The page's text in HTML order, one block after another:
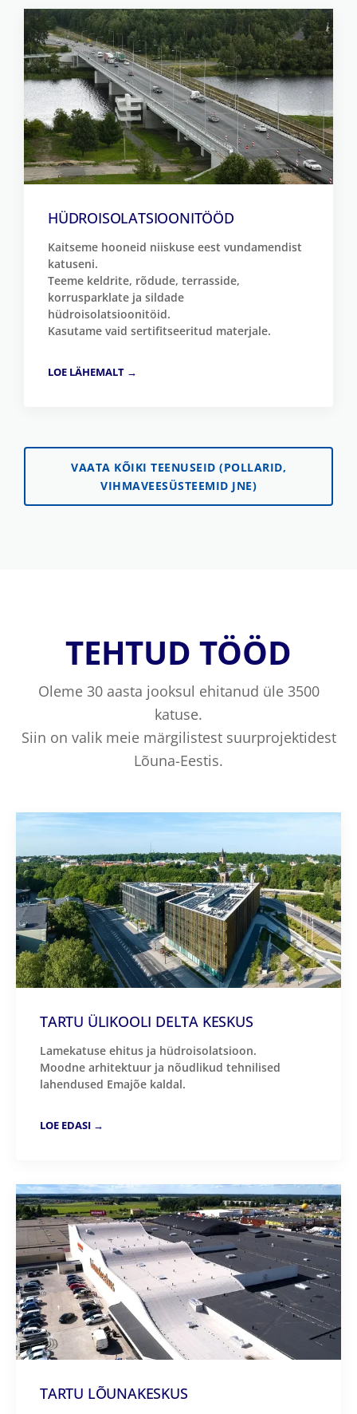
HÜDROISOLATSIOONITÖÖD
Kaitseme hooneid niiskuse eest vundamendist
katuseni.
Teeme keldrite, rõdude, terrasside,
korrusparklate ja sildade
hüdroisolatsioonitöid.
Kasutame vaid sertifitseeritud materjale.
LOE LÄHEMALT →
VAATA KÕIKI TEENUSEID (POLLARID,
VIHMAVEESÜSTEEMID JNE)
TEHTUD TÖÖD
Oleme 30 aasta jooksul ehitanud üle 3500
katuse.
Siin on valik meie märgilistest suurprojektidest
Lõuna-Eestis.
TARTU ÜLIKOOLI DELTA KESKUS
Lamekatuse ehitus ja hüdroisolatsioon.
Moodne arhitektuur ja nõudlikud tehnilised
lahendused Emajõe kaldal.
LOE EDASI →
TARTU LÕUNAKESKUS